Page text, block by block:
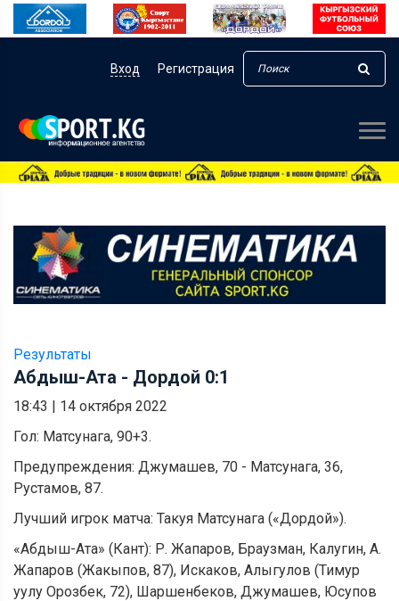
Вход Регистрация
Результаты
Абдыш-Ата - Дордой 0:1
18:43 | 14 октября 2022
Гол: Матсунага, 90+3.
Предупреждения: Джумашев, 70 - Матсунага, 36,
Рустамов, 87.
Лучший игрок матча: Такуя Матсунага («Дордой»).
«Абдыш-Ата» (Кант): Р. Жапаров, Браузман, Калугин, А.
Жапаров (Жакыпов, 87), Искаков, Алыгулов (Тимур
уулу Орозбек, 72), Шаршенбеков, Джумашев, Юсупов